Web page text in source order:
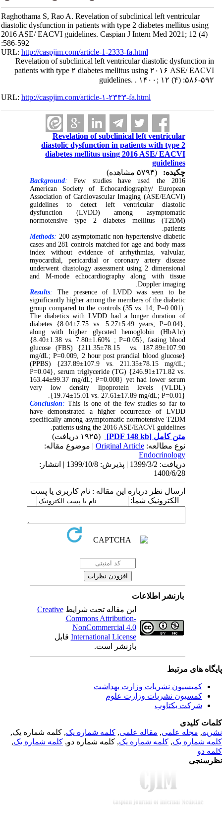
Raghothama S, Rao A. Revelation of subclinical left ventricular
diastolic dysfunction in patients with type 2 diabetes mellitus using
2016 ASE/ EACVI guidelines. Caspian J Intern Med 2021; 12 (4)
:586-592
URL:http://caspjim.com/article-1-2333-fa.html
Revelation of subclinical left ventricular diastolic dysfunction in
patients with type ۲ diabetes mellitus using ۲۰۱۶ ASE/ EACVI
guidelines. . ۱۴۰۰; ۱۲ (۴) :۵۸۶-۵۹۲
URL:http://caspjim.com/article-۱-۲۳۳۳-fa.html
Revelation of subclinical left ventricular
diastolic dysfunction in patients with type 2
diabetes mellitus using 2016 ASE/ EACVI
guidelines
چکیده:
Background
Few studies have used the 2016
American Society of Echocardiography/ European
Association of Cardiovascular Imaging (ASE/EACVI)
guidelines to detect left ventricular diastolic
dysfunction (LVDD) among asymptomatic
normotensive type 2 diabetes mellitus (T2DM)
patients.
Methods:200 asymptomatic non-hypertensive diabetic
cases and 281 controls matched for age and body mass
index without evidence of arrhythmias, valvular,
myocardial, pericardial or coronary artery disease
underwent diastology assessment using 2 dimensional
and M-mode echocardiography along with tissue
Doppler imaging.
Results
:The presence of LVDD was seen to be
significantly higher among the members of the diabetic
group compared to the controls (35 vs. 14; P=0.001).
The diabetics with LVDD had a longer duration of
diabetes {8.04±7.75 vs. 5.27±5.49 years; P=0.04},
along with higher glycated hemoglobin (HbA1c)
{8.40±1.38 vs. 7.80±1.60% ; P=0.05}, fasting blood
glucose (FBS) {211.35±78.15 vs. 187.89±107.90
mg/dL; P=0.009, 2 hour post prandial blood glucose}
(PPBS) {237.89±107.9 vs. 211.35±78.15 mg/dL;
P=0.04}, serum triglyceride (TG) {246.91±171.82 vs.
163.44±99.37 mg/dL; P=0.008} yet had lower serum
very low density lipoprotein levels (VLDL)
{19.74±15.01 vs. 27.61±17.89 mg/dL; P=0.01}.
Conclusion:This is one of the few studies so far to
have demonstrated a higher occurrence of LVDD
specifically among asymptomatic normotensive T2DM
patients using the 2016 ASE/EACVI guidelines.
متن کامل[PDF 148 kb]
نوع مطالعه:Original Article| موضوع مقاله:
Endocrinology
دریافت: 1399/3/2 | پذیرش: 1399/10/8 | انتشار:
1400/6/28
ارسال نظر درباره این مقاله : نام کاربری یا پست
الکترونیک شما:
بازنشر اطلاعات
این مقاله تحت شرایطCreative
Commons Attribution-
NonCommercial 4.0
International Licenseقابل
بازنشر است.
های مرتبط
کمیسیون نشریات وزارت بهداشت
کمسیون نشریات وزارت علوم
شرکت یکتاوب
کلیدی
,مجله علمی, مقاله علمی, کلمه شماره یک, کلمه شماره یک,
شماره یک,کلمه شماره یک, کلمه شماره دو,کلمه شماره یک,
دو